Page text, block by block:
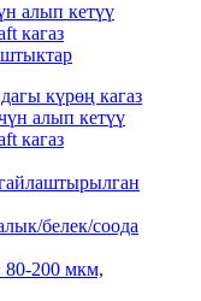
алып кетүү
кагаз
күрөң кагаз
алып кетүү
кагаз
белек/соода
200 мкм,